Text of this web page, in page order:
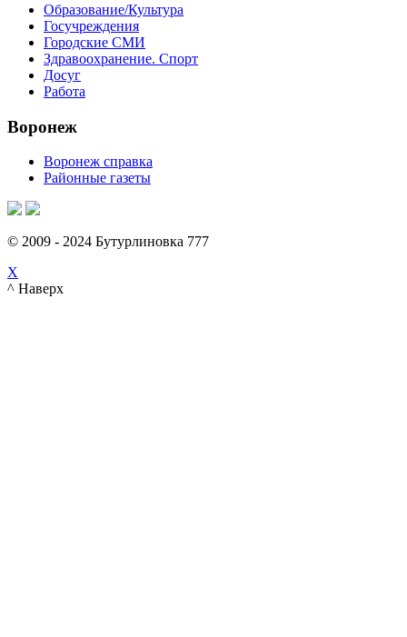
Образование/Культура
Госучреждения
Городские СМИ
Здравоохранение. Спорт
Досуг
Работа
Воронеж
Воронеж справка
Районные газеты
© 2009 - 2024 Бутурлиновка 777
X
^ Наверх